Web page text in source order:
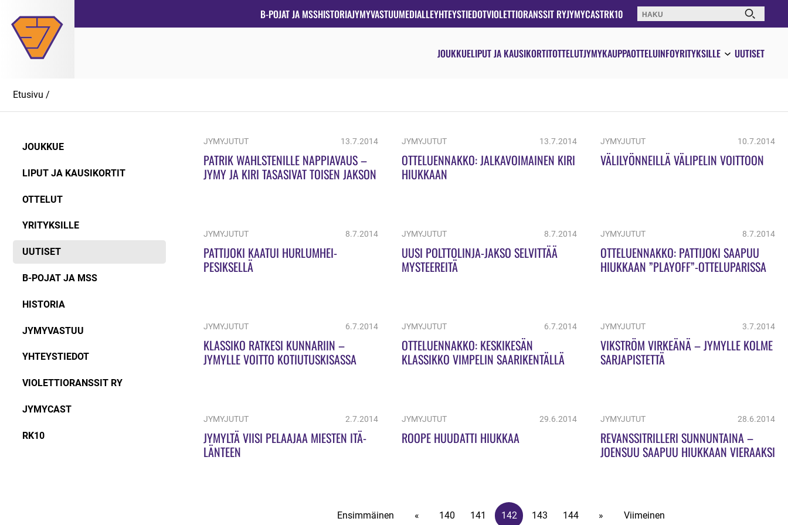
suoraan
sisältöön
B-POJAT JA MSSHISTORIAJYMYVASTUUMEDIALLEYHTEYSTIEDOTVIOLETTIORANSSIT RYJYMYCASTRK10 Haku:
JOUKKUELIPUT JA KAUSIKORTITOTTELUTJYMYKAUPPAOTTELUINFOYRITYKSILLE UUTISET
Etusivu /
JOUKKUE
LIPUT JA KAUSIKORTIT
OTTELUT
YRITYKSILLE
UUTISET
B-POJAT JA MSS
HISTORIA
JYMYVASTUU
YHTEYSTIEDOT
VIOLETTIORANSSIT RY
JYMYCAST
RK10
JYMYJUTUT 13.7.2014
PATRIK WAHLSTENILLE NAPPIAVAUS –
JYMY JA KIRI TASASIVAT TOISEN JAKSON
JYMYJUTUT 13.7.2014
OTTELUENNAKKO: JALKAVOIMAINEN KIRI
HIUKKAAN
JYMYJUTUT 10.7.2014
VÄLILYÖNNEILLÄ VÄLIPELIN VOITTOON
JYMYJUTUT 8.7.2014
PATTIJOKI KAATUI HURLUMHEI-
PESIKSELLÄ
JYMYJUTUT 8.7.2014
UUSI POLTTOLINJA-JAKSO SELVITTÄÄ
MYSTEEREITÄ
JYMYJUTUT 8.7.2014
OTTELUENNAKKO: PATTIJOKI SAAPUU
HIUKKAAN ”PLAYOFF”-OTTELUPARISSA
JYMYJUTUT 6.7.2014
KLASSIKO RATKESI KUNNARIIN –
JYMYLLE VOITTO KOTIUTUSKISASSA
JYMYJUTUT 6.7.2014
OTTELUENNAKKO: KESKIKESÄN
KLASSIKKO VIMPELIN SAARIKENTÄLLÄ
JYMYJUTUT 3.7.2014
VIKSTRÖM VIRKEÄNÄ – JYMYLLE KOLME
SARJAPISTETTÄ
JYMYJUTUT 2.7.2014
JYMYLTÄ VIISI PELAAJAA MIESTEN ITÄ-
LÄNTEEN
JYMYJUTUT 29.6.2014
ROOPE HUUDATTI HIUKKAA
JYMYJUTUT 28.6.2014
REVANSSITRILLERI SUNNUNTAINA –
JOENSUU SAAPUU HIUKKAAN VIERAAKSI
Ensimmäinen « 140 141 142 143 144 » Viimeinen